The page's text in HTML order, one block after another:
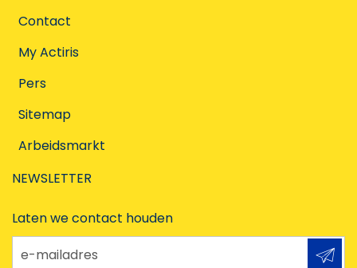
Contact
My Actiris
Pers
Sitemap
Arbeidsmarkt
NEWSLETTER
Laten we contact houden
e-mailadres